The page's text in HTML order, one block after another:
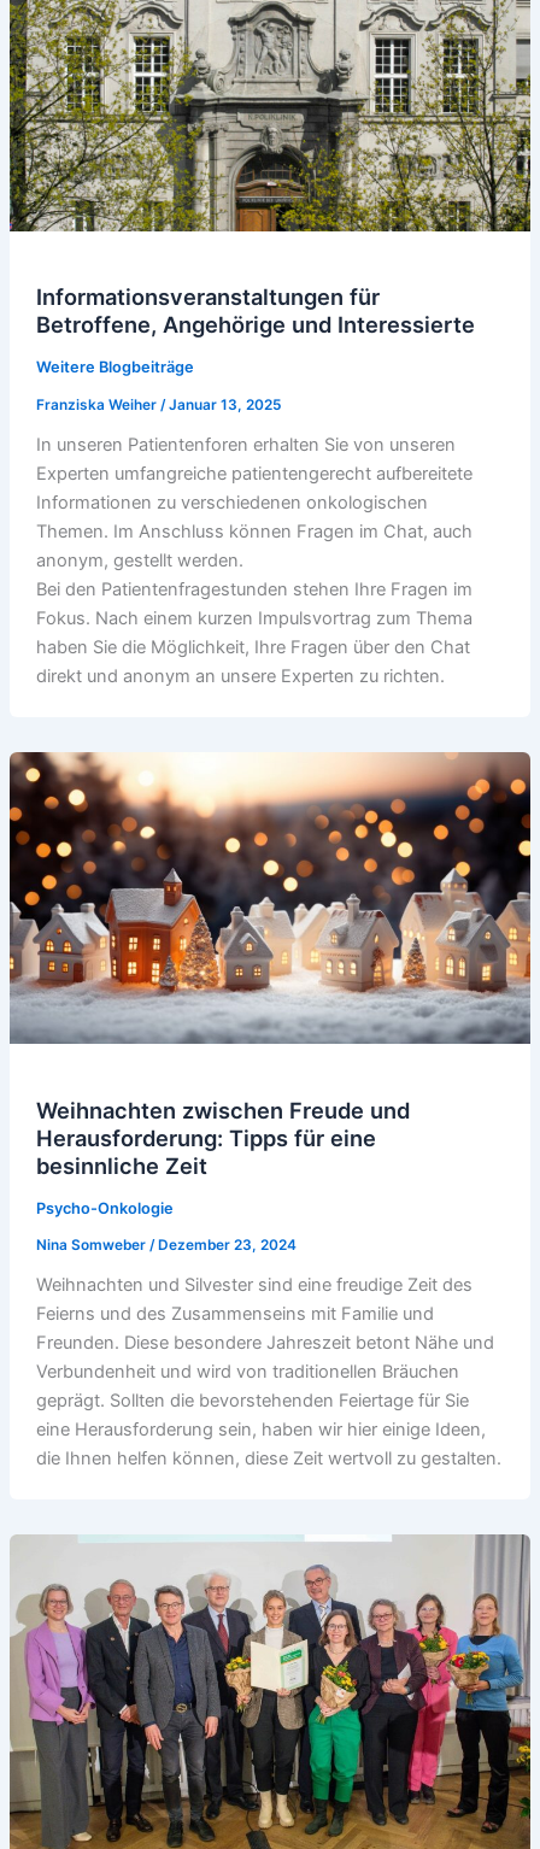
Informationsveranstaltungen für
Betroffene, Angehörige und Interessierte
Weitere Blogbeiträge
Franziska Weiher /Januar 13, 2025
In unseren Patientenforen erhalten Sie von unseren
Experten umfangreiche patientengerecht aufbereitete
Informationen zu verschiedenen onkologischen
Themen. Im Anschluss können Fragen im Chat, auch
anonym, gestellt werden.
Bei den Patientenfragestunden stehen Ihre Fragen im
Fokus. Nach einem kurzen Impulsvortrag zum Thema
haben Sie die Möglichkeit, Ihre Fragen über den Chat
direkt und anonym an unsere Experten zu richten.
Weihnachten zwischen Freude und
Herausforderung: Tipps für eine
besinnliche Zeit
Psycho-Onkologie
Nina Somweber / Dezember 23, 2024
Weihnachten und Silvester sind eine freudige Zeit des
Feierns und des Zusammenseins mit Familie und
Freunden. Diese besondere Jahreszeit betont Nähe und
Verbundenheit und wird von traditionellen Bräuchen
geprägt. Sollten die bevorstehenden Feiertage für Sie
eine Herausforderung sein, haben wir hier einige Ideen,
die Ihnen helfen können, diese Zeit wertvoll zu gestalten.